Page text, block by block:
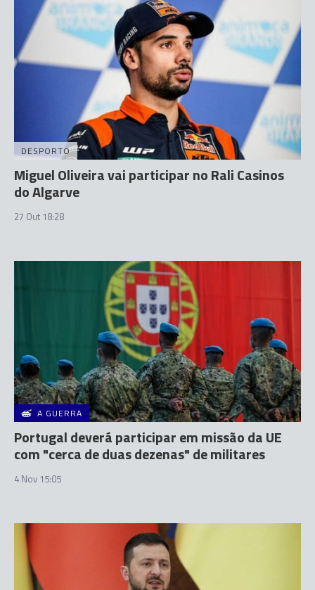
DESPORTO
Miguel Oliveira vai participar no Rali Casinos
do Algarve
27 Out 18:28
A GUERRA
Portugal deverá participar em missão da UE
com "cerca de duas dezenas" de militares
4 Nov 15:05